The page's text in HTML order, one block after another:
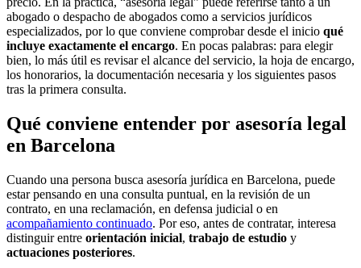
abogado o despacho de abogados como a servicios jurídicos
especializados, por lo que conviene comprobar desde el inicio qué
incluye exactamente el encargo. En pocas palabras: para elegir
bien, lo más útil es revisar el alcance del servicio, la hoja de encargo,
los honorarios, la documentación necesaria y los siguientes pasos
tras la primera consulta.
Qué conviene entender por asesoría legal
en Barcelona
Cuando una persona busca asesoría jurídica en Barcelona, puede
estar pensando en una consulta puntual, en la revisión de un
contrato, en una reclamación, en defensa judicial o en
acompañamiento continuado. Por eso, antes de contratar, interesa
distinguir entre orientación inicial, trabajo de estudio y
actuaciones posteriores.